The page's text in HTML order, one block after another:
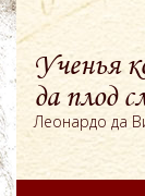
Ученья
да плод
Леонардо да